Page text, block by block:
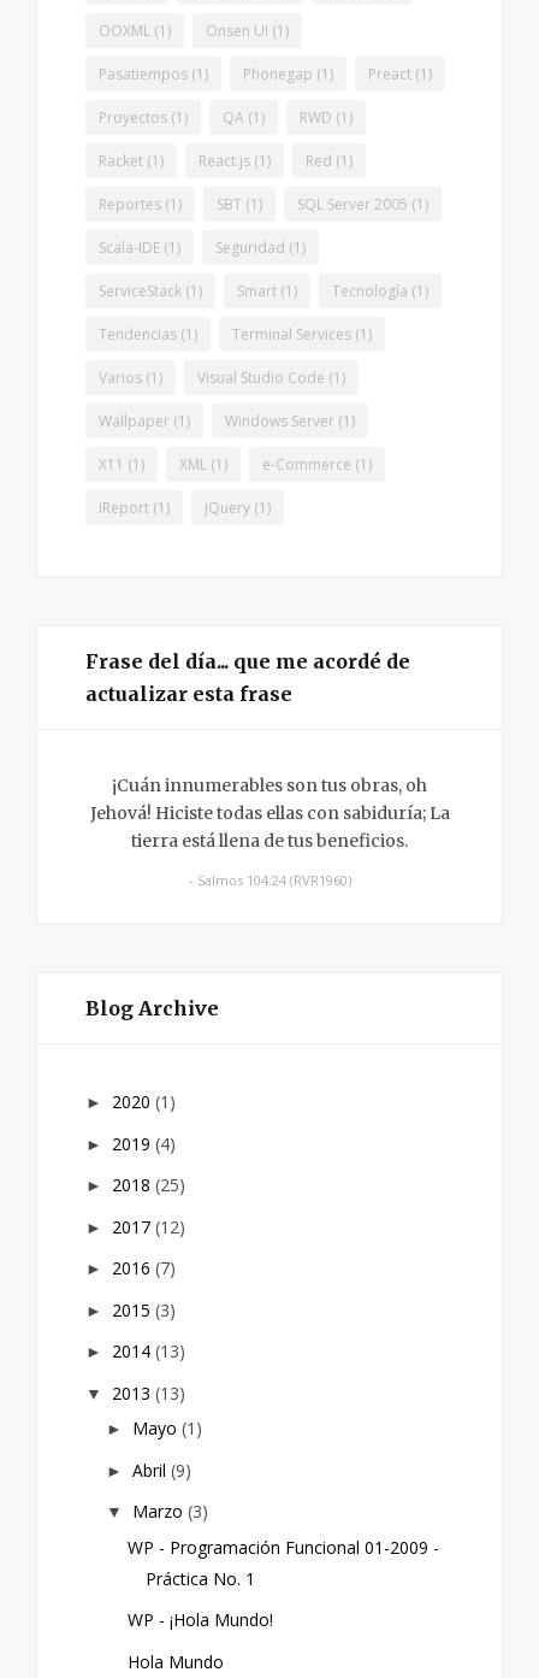
OOXML (1) Onsen UI (1)
Pasatiempos (1) Phonegap (1) Preact (1)
Proyectos (1) QA (1) RWD (1)
Racket (1) React.js (1) Red (1)
Reportes (1) SBT (1) SQL Server 2005 (1)
Scala-IDE (1) Seguridad (1)
ServiceStack (1) Smart (1) Tecnología (1)
Tendencias (1) Terminal Services (1)
Varios (1) Visual Studio Code (1)
Wallpaper (1) Windows Server (1)
X11 (1) XML (1) e-Commerce (1)
iReport (1) jQuery (1)
Frase del día... que me acordé de
actualizar esta frase
¡Cuán innumerables son tus obras, oh
Jehová! Hiciste todas ellas con sabiduría; La
tierra está llena de tus beneficios.
- Salmos 104:24 (RVR1960)
Blog Archive
► 2020 (1)
► 2019 (4)
► 2018 (25)
► 2017 (12)
► 2016 (7)
► 2015 (3)
► 2014 (13)
▼ 2013 (13)
► Mayo (1)
► Abril (9)
▼ Marzo (3)
WP - Programación Funcional 01-2009 -
Práctica No. 1
WP - ¡Hola Mundo!
Hola Mundo